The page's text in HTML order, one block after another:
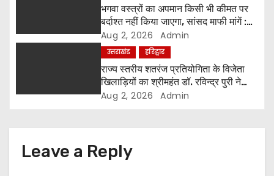
n
भगवा वस्त्रों का अपमान किसी भी कीमत पर
बर्दाश्त नहीं किया जाएगा, सांसद माफी मांगें :
श्रीमहंत डॉ. रविंद्र पुरी महाराज
Aug 2, 2026 Admin
उत्तराखंड हरिद्वार
राज्य स्तरीय शतरंज प्रतियोगिता के विजेता
खिलाड़ियों का श्रीमहंत डॉ. रविन्द्र पुरी ने
किया सम्मान
Aug 2, 2026 Admin
Leave a Reply